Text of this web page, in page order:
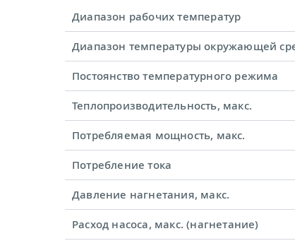
Диапазон рабочих температур
Диапазон температуры окружающей
Постоянство температурного режима
Теплопроизводительность, макс.
Потребляемая мощность, макс.
Потребление тока
Давление нагнетания, макс.
Расход насоса, макс. (нагнетание)